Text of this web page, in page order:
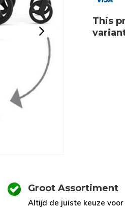
This
Groot Assortiment
Altijd de juiste keuze voor